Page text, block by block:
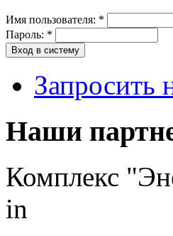
Имя пользователя: *
Пароль: *
Запросить
Наши
Комплекс
in